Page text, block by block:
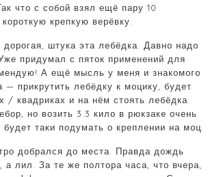
что с собой взял ещё пару 10
крепкую верёвку.
дорогая, штука эта лебёдка. Давно надо
придумал с пяток применений для
А ещё мысль у меня и знакомого
— прикрутить лебёдку к моцику, будет
/ квадриках и на нём стоять лебёдка.
но возить 3.3 кило в рюкзаке очень
таки подумать о креплении на моц.
добрался до места. Правда дождь
лил. За те же полтора часа, что вчера,